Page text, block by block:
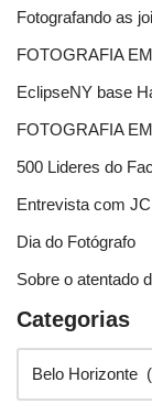
Fotografando as
FOTOGRAFIA
EclipseNY base
FOTOGRAFIA
500 Lideres do
Entrevista com
Dia do Fotógrafo
Sobre o atentado
Categorias